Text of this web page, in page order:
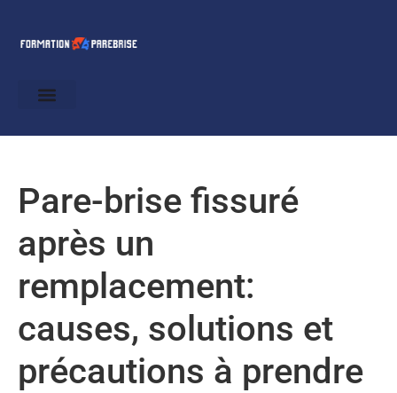
Pare-brise fissuré
après un
remplacement:
causes, solutions et
précautions à prendre